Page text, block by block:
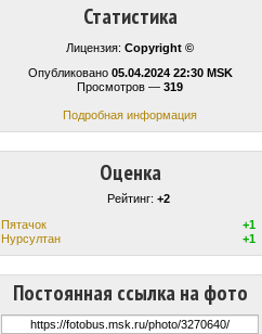
Статистика
Лицензия: Copyright ©
Опубликовано 05.04.2024 22:30 MSK
Просмотров — 319
Подробная информация
Оценка
Рейтинг: +2
Пятачок
+1
Нурсултан
+1
Постоянная ссылка на фото